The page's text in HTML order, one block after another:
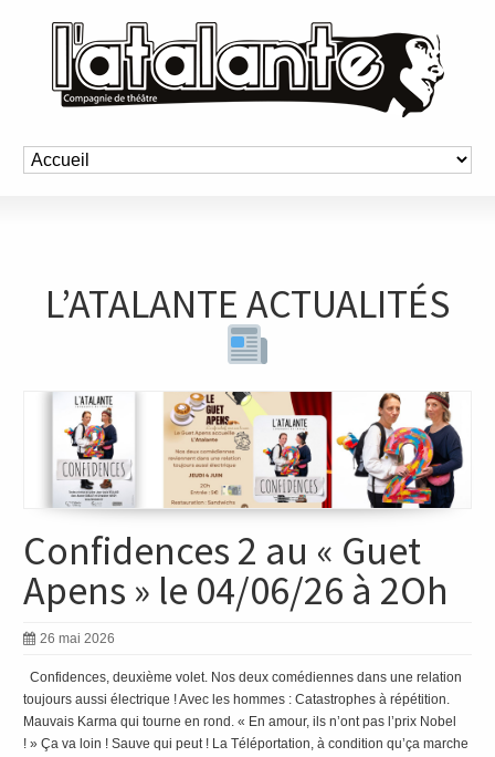
L’ATALANTE ACTUALITÉS
Confidences 2 au « Guet
Apens » le 04/06/26 à 2Oh
26 mai 2026
Confidences, deuxième volet. Nos deux comédiennes dans une relation
toujours aussi électrique ! Avec les hommes : Catastrophes à répétition.
Mauvais Karma qui tourne en rond. « En amour, ils n’ont pas l’prix Nobel
! » Ça va loin ! Sauve qui peut ! La Téléportation, à condition qu’ça marche